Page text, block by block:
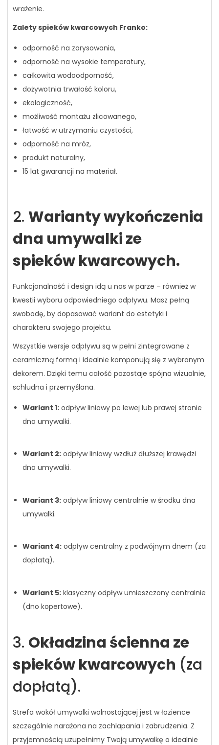
wrażenie.
Zalety spieków kwarcowych Franko:
odporność na zarysowania,
odporność na wysokie temperatury,
całkowita wodoodporność,
dożywotnia trwałość koloru,
ekologiczność,
możliwość montażu zlicowanego,
łatwość w utrzymaniu czystości,
odporność na mróz,
produkt naturalny,
15 lat gwarancji na materiał.
2. Warianty wykończenia
dna umywalki ze
spieków kwarcowych.
Funkcjonalność i design idą u nas w parze – również w
kwestii wyboru odpowiedniego odpływu. Masz pełną
swobodę, by dopasować wariant do estetyki i
charakteru swojego projektu.
Wszystkie wersje odpływu są w pełni zintegrowane z
ceramiczną formą i idealnie komponują się z wybranym
dekorem. Dzięki temu całość pozostaje spójna wizualnie,
schludna i przemyślana.
Wariant 1: odpływ liniowy po lewej lub prawej stronie
dna umywalki.
Wariant 2: odpływ liniowy wzdłuż dłuższej krawędzi
dna umywalki.
Wariant 3: odpływ liniowy centralnie w środku dna
umywalki.
Wariant 4: odpływ centralny z podwójnym dnem (za
dopłatą).
Wariant 5: klasyczny odpływ umieszczony centralnie
(dno kopertowe).
3. Okładzina ścienna ze
spieków kwarcowych (za
dopłatą).
Strefa wokół umywalki wolnostojącej jest w łazience
szczególnie narażona na zachlapania i zabrudzenia. Z
przyjemnością uzupełnimy Twoją umywalkę o idealnie